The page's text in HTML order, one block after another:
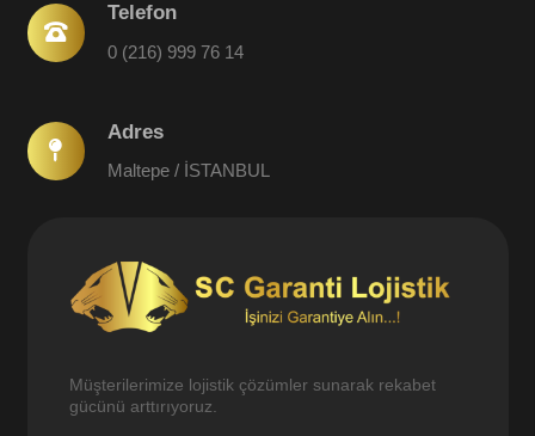
Telefon
0 (216) 999 76 14
Adres
Maltepe / İSTANBUL
Müşterilerimize lojistik çözümler sunarak rekabet
gücünü arttırıyoruz.